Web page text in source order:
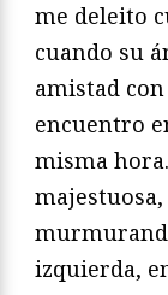
me deleito
cuando su
amistad
encuentro
misma
izquierda,